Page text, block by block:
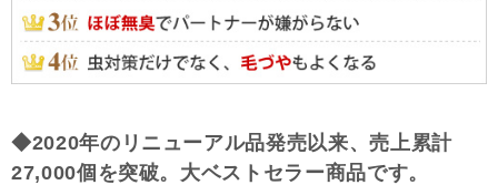
◆2020年のリニューアル品発売以来、売上累計
27,000個を突破。大ベストセラー商品です。